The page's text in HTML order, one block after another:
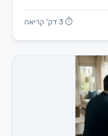
⏱ 3 דק' קריאה